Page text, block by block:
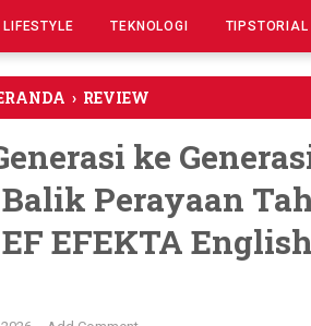
LIFESTYLE TEKNOLOGI TIPSTORIAL
› REVIEW
ke
Perayaan
EFEKTA